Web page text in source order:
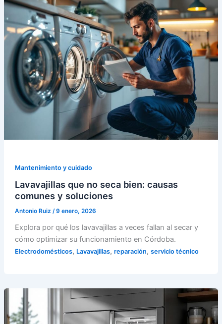
Mantenimiento y cuidado
Lavavajillas que no seca bien: causas
comunes y soluciones
Antonio Ruiz /9 enero, 2026
Explora por qué los lavavajillas a veces fallan al secar y
cómo optimizar su funcionamiento en Córdoba.
Electrodomésticos, Lavavajillas, reparación, servicio técnico